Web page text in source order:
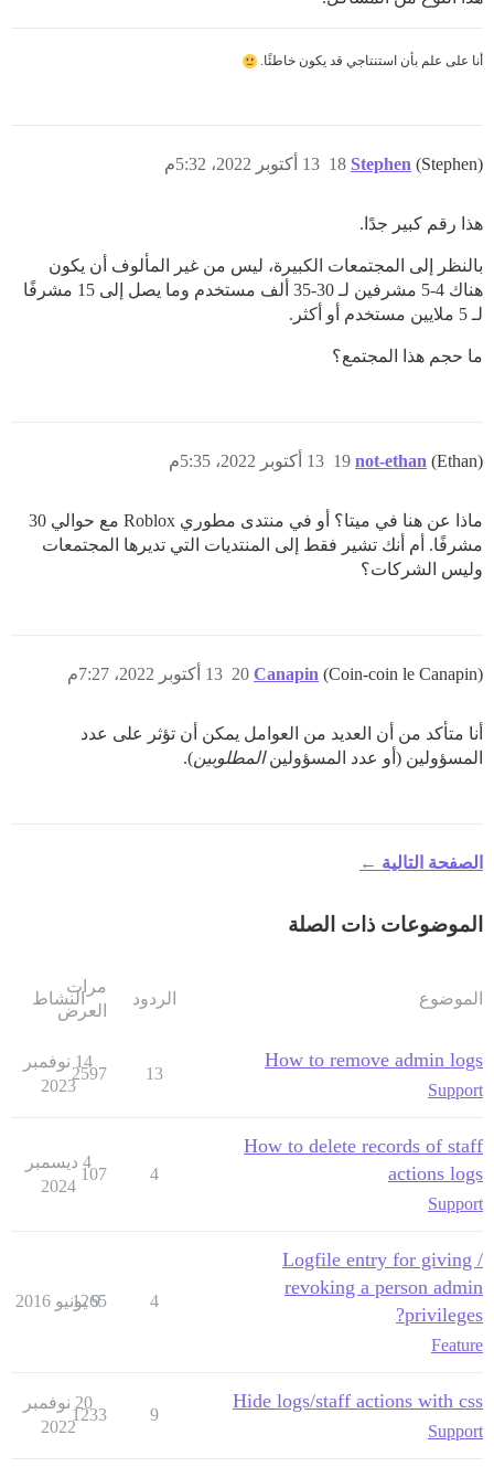
أنا على علم بأن استنتاجي قد يكون خاطئًا.
Stephen (Stephen) 13 أكتوبر 2022، 5:32م 18
هذا رقم كبير جدًا.
بالنظر إلى المجتمعات الكبيرة، ليس من غير المألوف أن يكون
هناك 4-5 مشرفين لـ 30-35 ألف مستخدم وما يصل إلى 15 مشرفًا
لـ 5 ملايين مستخدم أو أكثر.
ما حجم هذا المجتمع؟
not-ethan (Ethan) 13 أكتوبر 2022، 5:35م 19
ماذا عن هنا في ميتا؟ أو في منتدى مطوري Roblox مع حوالي 30
مشرفًا. أم أنك تشير فقط إلى المنتديات التي تديرها المجتمعات
وليس الشركات؟
Canapin (Coin-coin le Canapin) 13 أكتوبر 2022، 7:27م 20
أنا متأكد من أن العديد من العوامل يمكن أن تؤثر على عدد
المسؤولين (أو عدد المسؤولينالمطلوبين).
الصفحة التالية ←
الموضوعات ذات الصلة
الموضوع الردود
مرات
العرض
النشاط
How to remove admin logs
Support
13
2597
14 نوفمبر
2023
How to delete records of staff
actions logs
Support
4
107
4 ديسمبر
2024
Logfile entry for giving /
revoking a person admin
privileges?
Feature
4
1265
9 يونيو 2016
Hide logs/staff actions with css
Support
9
1233
20 نوفمبر
2022